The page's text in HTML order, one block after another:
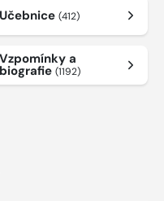
Učebnice (412)
Vzpomínky a
biografie (1192)